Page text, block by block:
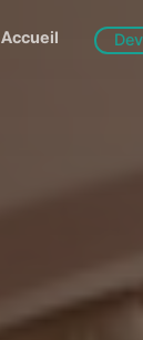
Accueil